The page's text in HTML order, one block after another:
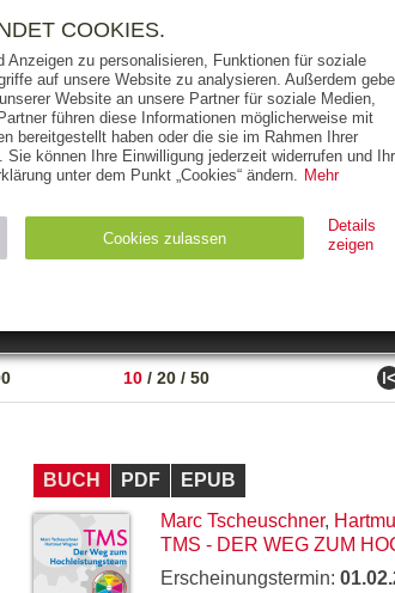
AUS DER REIHE ZUM
10 / 20 / 50 ǀ<
BUCH PDF
EPUB
Marc Tscheuschner,
TMS - DER WEG ZUM
Erscheinungstermin:
VERLAG
HANDEL FÜR UNTERNEHMEN
COOKIES.
Anzeigen zu personalisieren, Funktionen für soziale
auf unsere Website zu analysieren. Außerdem
Website an unsere Partner für soziale Medien,
führen diese Informationen möglicherweise mit
bereitgestellt haben oder die sie im Rahmen Ihrer
können Ihre Einwilligung jederzeit widerrufen und
unter dem Punkt „Cookies“ ändern. Mehr
Cookies zulassen
Details
zeigen
Ablauf
Typ
der Benutzer-Session verwendet HTTP